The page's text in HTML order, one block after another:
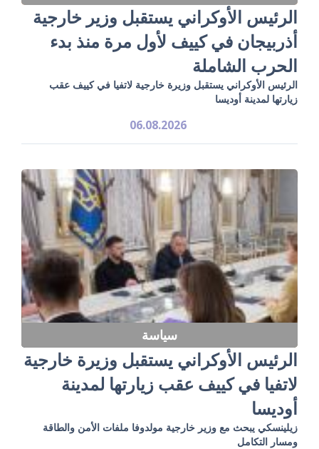
الرئيس الأوكراني يستقبل وزير خارجية
أذربيجان في كييف لأول مرة منذ بدء
الحرب الشاملة
الرئيس الأوكراني يستقبل وزيرة خارجية لاتفيا في كييف عقب
زيارتها لمدينة أوديسا
06.08.2026
سياسة
الرئيس الأوكراني يستقبل وزيرة خارجية
لاتفيا في كييف عقب زيارتها لمدينة
أوديسا
زيلينسكي يبحث مع وزير خارجية مولدوفا ملفات الأمن والطاقة
ومسار التكامل